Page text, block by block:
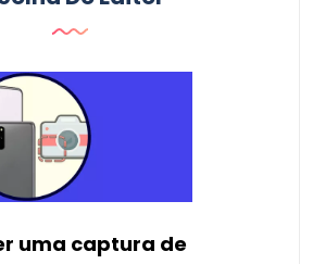
uma captura de